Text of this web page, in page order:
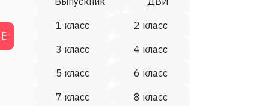
1 класс
2 класс
3 класс
4 класс
5 класс
6 класс
7 класс
8 класс